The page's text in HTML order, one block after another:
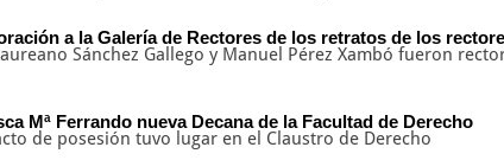
a la Galería de Rectores de los retratos de los
Sánchez Gallego y Manuel Pérez Xambó fueron
Mª Ferrando nueva Decana de la Facultad de Derecho
de posesión tuvo lugar en el Claustro de Derecho